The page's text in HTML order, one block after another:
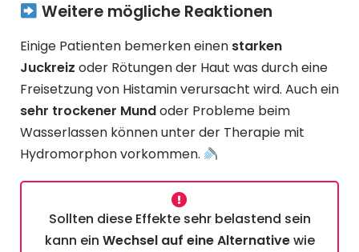
Weitere mögliche Reaktionen
Einige Patienten bemerken einen starken
Juckreiz oder Rötungen der Haut was durch eine
Freisetzung von Histamin verursacht wird. Auch ein
sehr trockener Mundoder Probleme beim
Wasserlassen können unter der Therapie mit
Hydromorphon vorkommen.
Sollten diese Effekte sehr belastend sein
kann ein Wechsel auf eine Alternativewie